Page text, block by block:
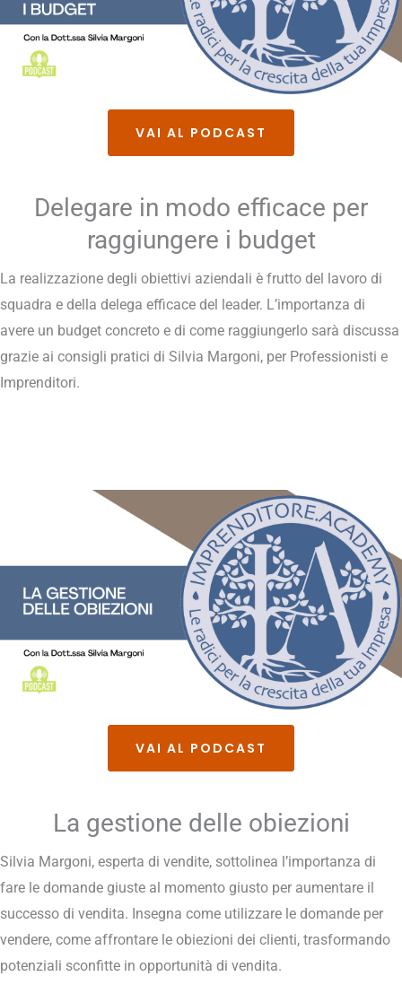
VAI AL PODCAST
Delegare in modo efficace per
raggiungere i budget
La realizzazione degli obiettivi aziendali è frutto del lavoro di
squadra e della delega efficace del leader. L’importanza di
avere un budget concreto e di come raggiungerlo sarà discussa
grazie ai consigli pratici di Silvia Margoni, per Professionisti e
Imprenditori.
VAI AL PODCAST
La gestione delle obiezioni
Silvia Margoni, esperta di vendite, sottolinea l’importanza di
fare le domande giuste al momento giusto per aumentare il
successo di vendita. Insegna come utilizzare le domande per
vendere, come affrontare le obiezioni dei clienti, trasformando
potenziali sconfitte in opportunità di vendita.